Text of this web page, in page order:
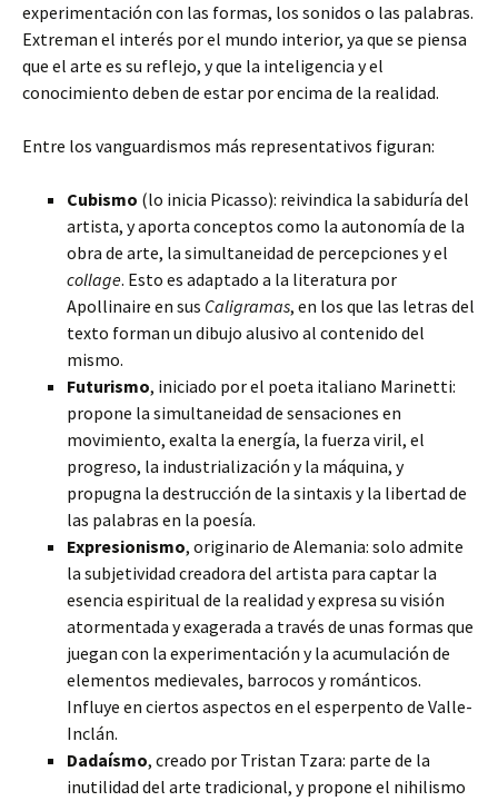
experimentación con las formas, los sonidos o las palabras.
Extreman el interés por el mundo interior, ya que se piensa
que el arte es su reflejo, y que la inteligencia y el
conocimiento deben de estar por encima de la realidad.
Entre los vanguardismos más representativos figuran:
Cubismo (lo inicia Picasso): reivindica la sabiduría del
artista, y aporta conceptos como la autonomía de la
obra de arte, la simultaneidad de percepciones y el
collage. Esto es adaptado a la literatura por
Apollinaire en sus Caligramas, en los que las letras del
texto forman un dibujo alusivo al contenido del
mismo.
Futurismo, iniciado por el poeta italiano Marinetti:
propone la simultaneidad de sensaciones en
movimiento, exalta la energía, la fuerza viril, el
progreso, la industrialización y la máquina, y
propugna la destrucción de la sintaxis y la libertad de
las palabras en la poesía.
Expresionismo, originario de Alemania: solo admite
la subjetividad creadora del artista para captar la
esencia espiritual de la realidad y expresa su visión
atormentada y exagerada a través de unas formas que
juegan con la experimentación y la acumulación de
elementos medievales, barrocos y románticos.
Influye en ciertos aspectos en el esperpento de Valle-
Inclán.
Dadaísmo, creado por Tristan Tzara: parte de la
inutilidad del arte tradicional, y propone el nihilismo